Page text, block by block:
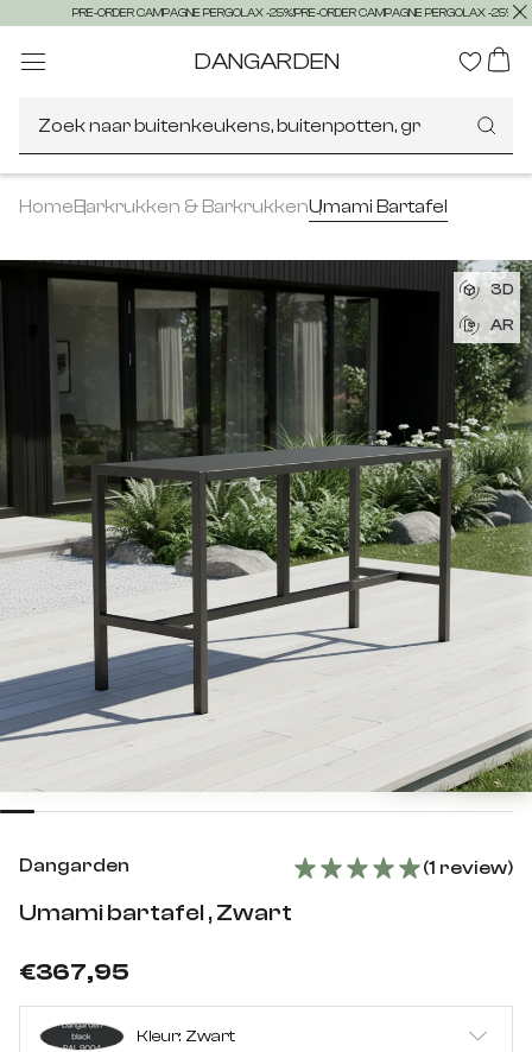
PRE-ORDER CAMPAGNE PERGOLAX -25%!PRE-ORDER CAMPAGNE PERGOLAX -25%!
DANGARDEN
Zoek naar buitenkeukens, buitenpotten, grills
HomeBarkrukken & BarkrukkenUmami Bartafel
3D
AR
Dangarden 1 review
Umami bartafel , Zwart
€367,95
Kleur: Zwart